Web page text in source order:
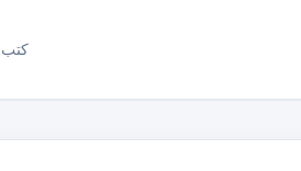
كتب